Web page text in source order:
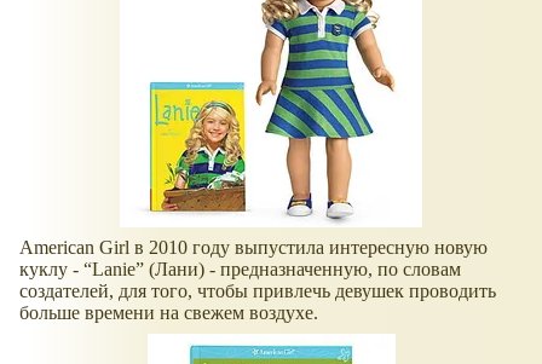
American Girl в 2010 году выпустила интересную новую
куклу - “Lanie” (Лани) - предназначенную, по словам
создателей, для того, чтобы привлечь девушек проводить
больше времени на свежем воздухе.